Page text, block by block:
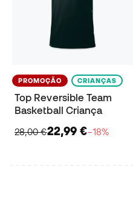
PROMOÇÃO CRIANÇAS
Top Reversible Team
Basketball Criança
28,00 €22,99 €−18%